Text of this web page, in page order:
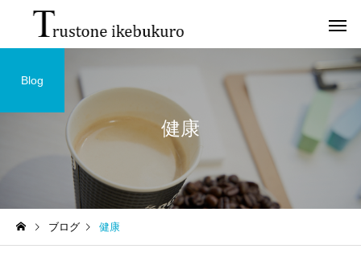
健康
Blog
ブログ 健康